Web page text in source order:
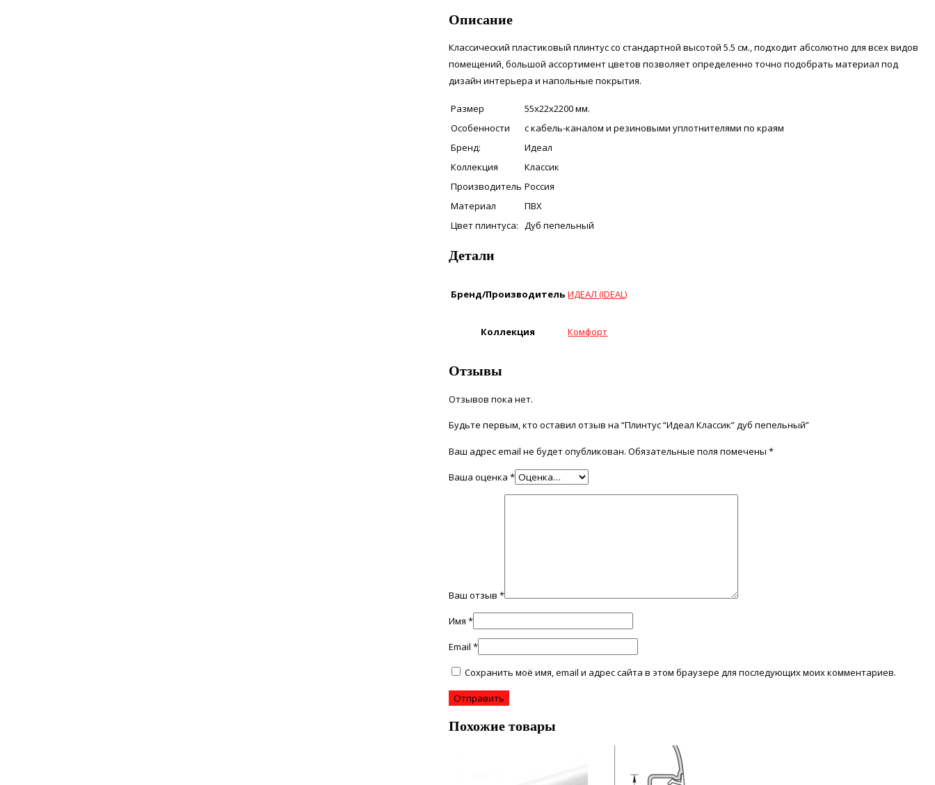
Описание
Классический пластиковый плинтус со стандартной высотой 5.5 см., подходит абсолютно для всех видов
помещений, большой ассортимент цветов позволяет определенно точно подобрать материал под
дизайн интерьера и напольные покрытия.
Размер
55х22х2200 мм.
Особенности
с кабель-каналом и резиновыми уплотнителями по краям
Бренд:
Идеал
Коллекция
Классик
Производитель Россия
Материал
ПВХ
Цвет плинтуса: Дуб пепельный
Детали
Бренд/Производитель ИДЕАЛ (IDEAL)
Коллекция Комфорт
Отзывы
Отзывов пока нет.
Будьте первым, кто оставил отзыв на “Плинтус “Идеал Классик” дуб пепельный”
Ваш адрес email не будет опубликован. Обязательные поля помечены*
Ваша оценка*
Ваш отзыв*
Имя*
Email*
Сохранить моё имя, email и адрес сайта в этом браузере для последующих моих комментариев.
Похожие товары